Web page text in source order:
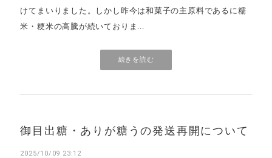
けてまいりました。しかし昨今は和菓子の主原料であるに糯
米・粳米の高騰が続いておりま...
続きを読む
御目出糖・ありが糖うの発送再開について
2025/10/09 23:12